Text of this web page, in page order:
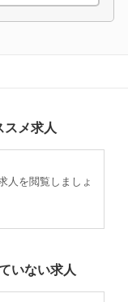
スメ求人
人を閲覧しましょ
いない求人